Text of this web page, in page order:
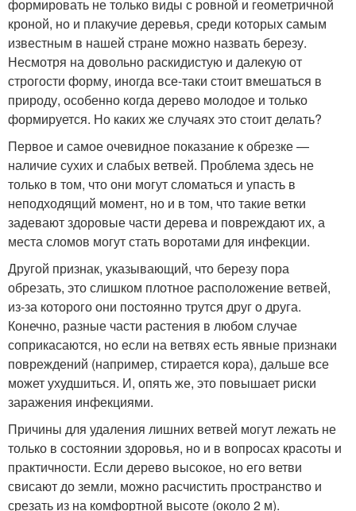
формировать не только виды с ровной и геометричной
кроной, но и плакучие деревья, среди которых самым
известным в нашей стране можно назвать березу.
Несмотря на довольно раскидистую и далекую от
строгости форму, иногда все-таки стоит вмешаться в
природу, особенно когда дерево молодое и только
формируется. Но каких же случаях это стоит делать?
Первое и самое очевидное показание к обрезке —
наличие сухих и слабых ветвей. Проблема здесь не
только в том, что они могут сломаться и упасть в
неподходящий момент, но и в том, что такие ветки
задевают здоровые части дерева и повреждают их, а
места сломов могут стать воротами для инфекции.
Другой признак, указывающий, что березу пора
обрезать, это слишком плотное расположение ветвей,
из-за которого они постоянно трутся друг о друга.
Конечно, разные части растения в любом случае
соприкасаются, но если на ветвях есть явные признаки
повреждений (например, стирается кора), дальше все
может ухудшиться. И, опять же, это повышает риски
заражения инфекциями.
Причины для удаления лишних ветвей могут лежать не
только в состоянии здоровья, но и в вопросах красоты и
практичности. Если дерево высокое, но его ветви
свисают до земли, можно расчистить пространство и
срезать из на комфортной высоте (около 2 м).